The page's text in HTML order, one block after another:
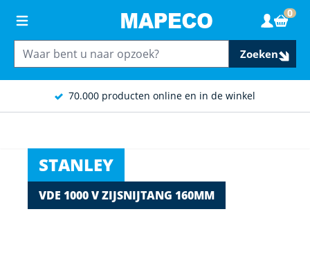
70.000 producten online en in de winkel
Zoeken
0
STANLEY
VDE 1000 V ZIJSNIJTANG 160MM